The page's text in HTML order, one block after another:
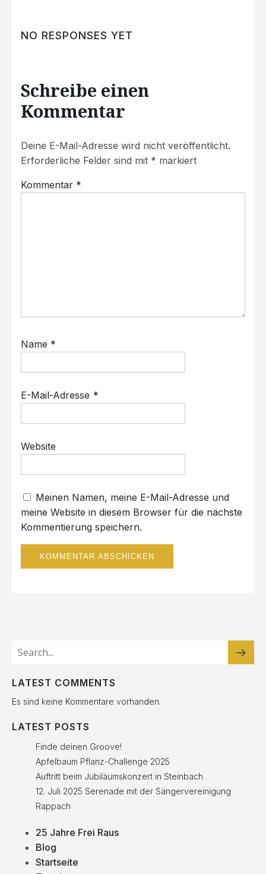
NO RESPONSES YET
Schreibe einen
Kommentar
Deine E-Mail-Adresse wird nicht veröffentlicht.
Erforderliche Felder sind mit * markiert
Kommentar *
Name *
E-Mail-Adresse *
Website
Meinen Namen, meine E-Mail-Adresse und
meine Website in diesem Browser für die nächste
Kommentierung speichern.
LATEST COMMENTS
Es sind keine Kommentare vorhanden.
LATEST POSTS
Finde deinen Groove!
Apfelbaum Pflanz-Challenge 2025
Auftritt beim Jubiläumskonzert in Steinbach
12. Juli 2025 Serenade mit der Sängervereinigung
Rappach
25 Jahre Frei Raus
Blog
Startseite